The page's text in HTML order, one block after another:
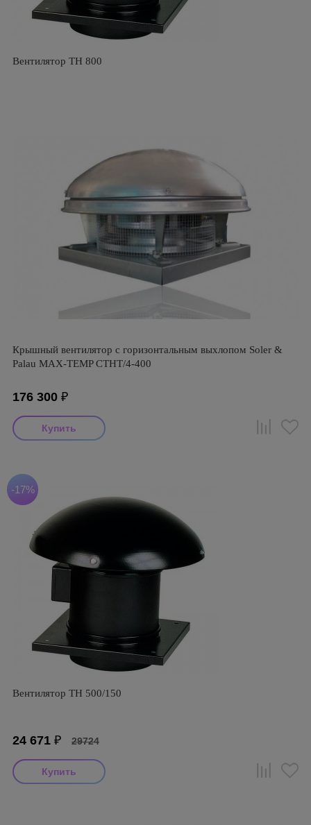
Вентилятор TH 800
Крышный вентилятор с горизонтальным выхлопом Soler &
Palau MAX-TEMP CTHT/4-400
176 300 ₽
-17%
Вентилятор TH 500/150
24 671 ₽ 29724